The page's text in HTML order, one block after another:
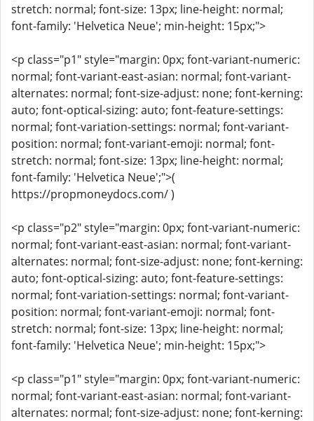
stretch: normal; font-size: 13px; line-height: normal;
font-family: 'Helvetica Neue'; min-height: 15px;">
<p class="p1" style="margin: 0px; font-variant-numeric:
normal; font-variant-east-asian: normal; font-variant-
alternates: normal; font-size-adjust: none; font-kerning:
auto; font-optical-sizing: auto; font-feature-settings:
normal; font-variation-settings: normal; font-variant-
position: normal; font-variant-emoji: normal; font-
stretch: normal; font-size: 13px; line-height: normal;
font-family: 'Helvetica Neue';">(
https://propmoneydocs.com/ )
<p class="p2" style="margin: 0px; font-variant-numeric:
normal; font-variant-east-asian: normal; font-variant-
alternates: normal; font-size-adjust: none; font-kerning:
auto; font-optical-sizing: auto; font-feature-settings:
normal; font-variation-settings: normal; font-variant-
position: normal; font-variant-emoji: normal; font-
stretch: normal; font-size: 13px; line-height: normal;
font-family: 'Helvetica Neue'; min-height: 15px;">
<p class="p1" style="margin: 0px; font-variant-numeric:
normal; font-variant-east-asian: normal; font-variant-
alternates: normal; font-size-adjust: none; font-kerning: